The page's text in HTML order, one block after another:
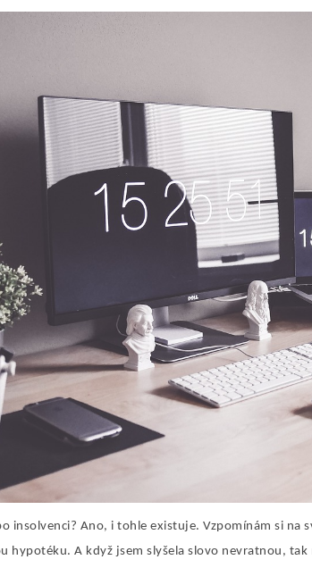
insolvenci? Ano, i tohle existuje. Vzpomínám si na
hypotéku. A když jsem slyšela slovo nevratnou,